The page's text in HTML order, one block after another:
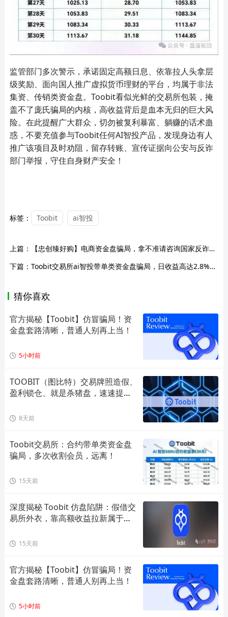
监管部门多次警示，承诺固定高额日息、依靠拉人头拿层
级奖励、面向国人推广虚拟货币理财的平台，均属于非法
集资、传销类资金盘。Toobit看似光鲜的交易所包装，掩
盖不了庞氏骗局的内核，高收益背后是血本无归的巨大风
险。在此提醒广大群众，切勿被复利暴富、躺赚的话术蛊
惑，不要充值参与Toobit任何AI智投产品，发现身边有人
推广该项目及时劝阻，留存转账、宣传证据向公安与反诈
部门举报，守住自身财产安全！
标签： Toobit ai智投
上篇：
【忠创臻好购】电商资金盘骗局，拿不准请咨询国家反诈中心96110
下篇： Toobit交易所ai智投带单类资金盘骗局，日收益高达2.8%，看见一定要远离！
猜你喜欢
官方揭秘【Toobit】仿冒骗局！资
金盘套路清晰，普通人别再上当！
5小时前
TOOBIT（图比特）交易牌照造假、
盈利锁仓、就是杀猪盘，速速提
8天前
Toobit交易所：合约带单类资金盘
骗局，多次收割会员，远离！
15天前
深度揭秘 Toobit 仿盘陷阱：假借交
易所外衣，靠高额收益拉新属于庞
15天前
官方揭秘【Toobit】仿冒骗局！资
金盘套路清晰，普通人别再上当！
5小时前